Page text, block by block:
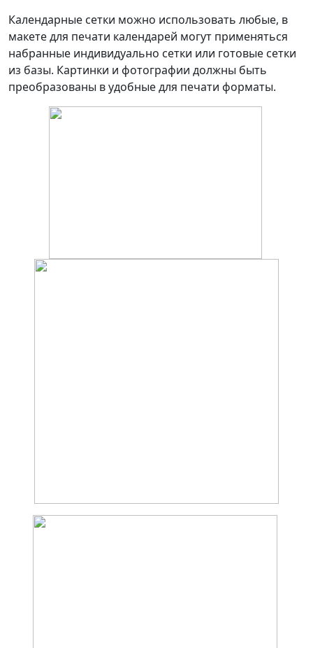
Календарные сетки можно использовать любые, в
макете для печати календарей могут применяться
набранные индивидуально сетки или готовые сетки
из базы. Картинки и фотографии должны быть
преобразованы в удобные для печати форматы.